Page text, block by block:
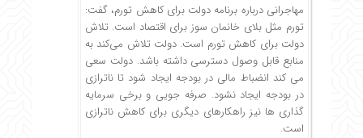
مهاجرانی درباره برنامه دولت برای کاهش تورم، گفت:
تورم مثل بلای خانمان سوز برای اقتصاد است. تلاش
دولت برای کاهش تورم است. دولت تلاش می‌کند به
منابع قابل وصول دسترسی داشته باشد. دولت سعی
می کند انضباط مالی در بودجه ایجاد شود تا ناترازی
در بودجه ایجاد نشود. صرفه جویی و برخی سرمایه
گذاری ها نیز راهکارهای دیگری برای کاهش ناترازی
است.